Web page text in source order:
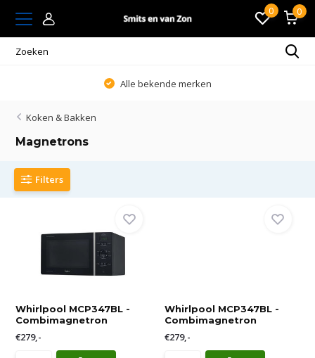
0 0
Alle bekende merken
Koken & Bakken
Magnetrons
Filters
Whirlpool MCP347BL -
Combimagnetron
€279,-
Whirlpool MCP347BL -
Combimagnetron
€279,-